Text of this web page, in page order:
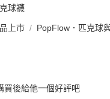
球襪
上市 PopFlow．匹克球
買後給他一個好評吧
https://